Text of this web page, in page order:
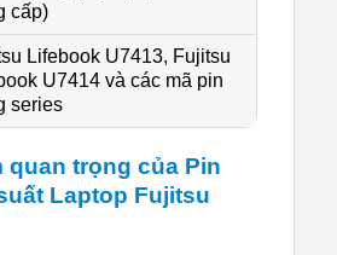
cấp)
Lifebook U7413, Fujitsu
U7414 và các mã pin
series
quan trọng của Pin
Laptop Fujitsu